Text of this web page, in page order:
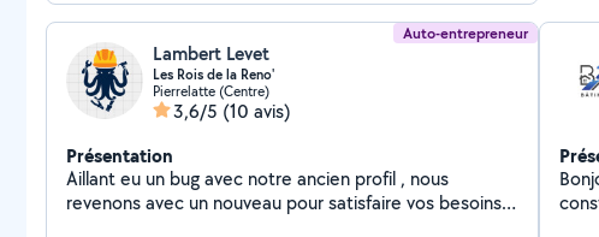
Auto-entrepreneur
Lambert Levet
Les Rois de la Reno'
Pierrelatte (Centre)
3,6/5 (10 avis)
Présentation
Aillant eu un bug avec notre ancien profil , nous
revenons avec un nouveau pour satisfaire vos besoins